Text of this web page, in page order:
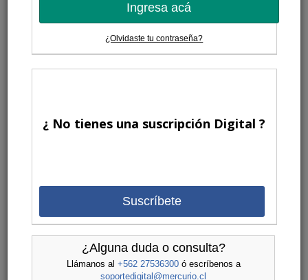
Ingresa acá
¿Olvidaste tu contraseña?
¿ No tienes una suscripción Digital ?
Suscríbete
¿Alguna duda o consulta?
Llámanos al +562 27536300ó escríbenos a
soportedigital@mercurio.cl